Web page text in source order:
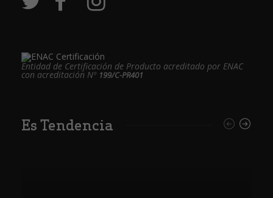
Entidad de Certificación de Producto acreditado por ENAC
con acreditación Nº 199/C-PR401
Es Tendencia